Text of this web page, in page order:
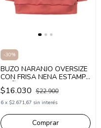
-30%
BUZO NARANJO OVERSIZE
CON FRISA NENA ESTAMPA
MOÑOS (NA264862)
$16.030 $22.900
6 x $2.671,67 sin interés
Comprar